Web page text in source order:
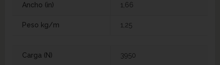
Ancho (in) 1,66
Peso kg/m 1,25
Carga (N) 3950